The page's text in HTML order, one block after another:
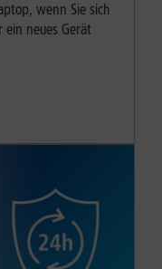
wenn Sie sich
ein neues Gerät